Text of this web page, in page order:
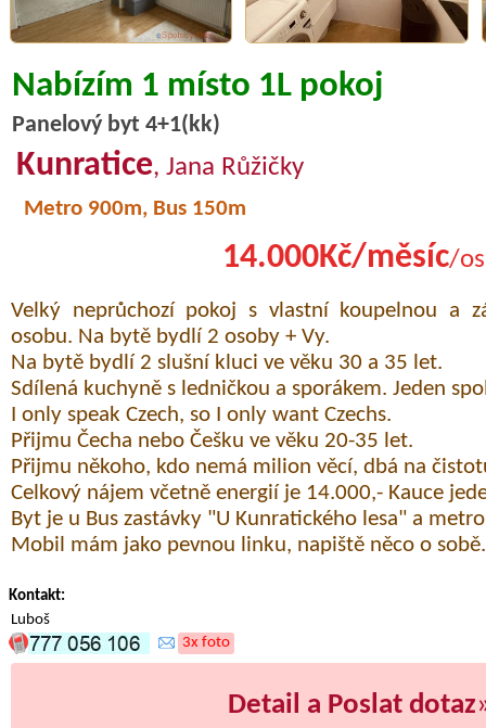
Nabízím 1 místo 1L pokoj
Panelový byt 4+1(kk)
Kunratice, Jana Růžičky
Metro 900m, Bus 150m
14.000Kč/měsíc/
Velký neprůchozí pokoj s vlastní koupelnou a
osobu. Na bytě bydlí 2 osoby + Vy.
Na bytě bydlí 2 slušní kluci ve věku 30 a 35 let.
Sdílená kuchyně s ledničkou a sporákem. Jeden
I only speak Czech, so I only want Czechs.
Přijmu Čecha nebo Češku ve věku 20-35 let.
Přijmu někoho, kdo nemá milion věcí, dbá na
Celkový nájem včetně energií je 14.000,- Kauce
Byt je u Bus zastávky "U Kunratického lesa" a
Mobil mám jako pevnou linku, napiště něco o
Kontakt:
Luboš
3x foto
Detail a Poslat dotaz